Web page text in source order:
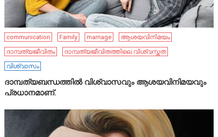
communication Family marriage
ആശയവിനിമയം
ദാമ്പത്യജീവിതം
ദാമ്പത്യജീവിതത്തിലെ വിശ്വസ്തത
വിശ്വാസം
ദാമ്പത്യബന്ധത്തിൽ വിശ്വാസവും ആശയവിനിമയവും
പ്രധാനമാണ്.